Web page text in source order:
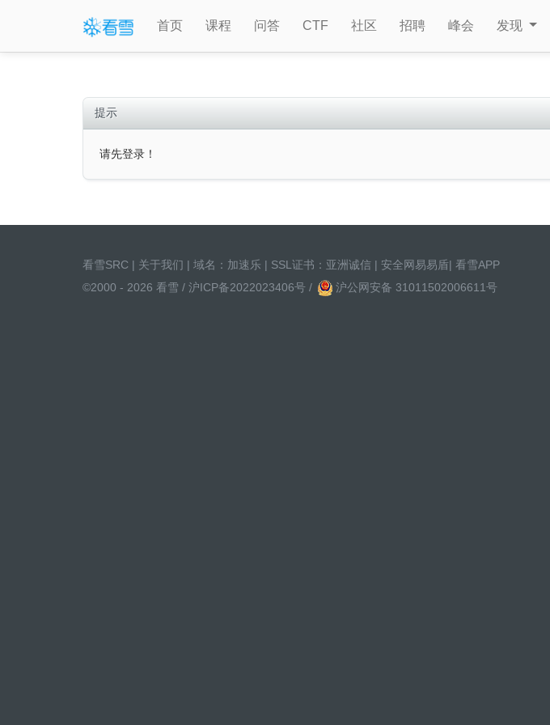
首页 课程 问答 CTF 社区 招聘 峰会 发现
提示
请先登录！
看雪SRC | 关于我们 | 域名： 加速乐 | SSL证书： 亚洲诚信 | 安全网易易盾| 看雪APP
©2000 - 2026 看雪 / 沪ICP备2022023406号 / 沪公网安备 31011502006611号